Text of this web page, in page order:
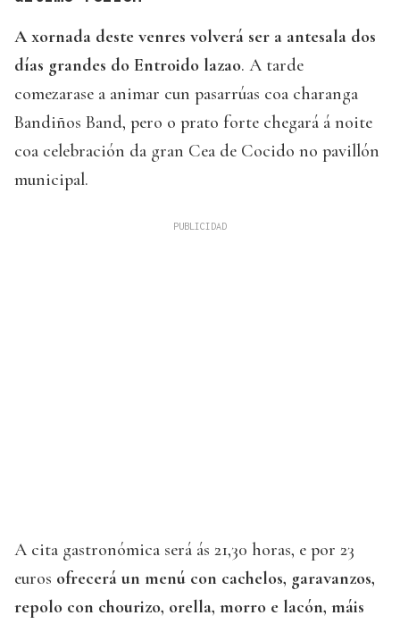
A xornada deste venres volverá ser a antesala dos
días grandes do Entroido lazao. A tarde
comezarase a animar cun pasarrúas coa charanga
Bandiños Band, pero o prato forte chegará á noite
coa celebración da gran Cea de Cocido no pavillón
municipal.
A cita gastronómica será ás 21,30 horas, e por 23
euros ofrecerá un menú con cachelos, garavanzos,
repolo con chourizo, orella, morro e lacón, máis